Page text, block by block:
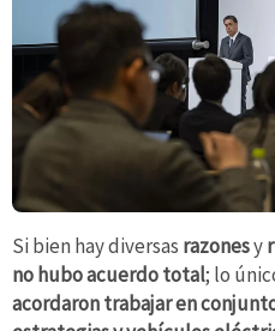
Si bien hay diversas razonesy
no hubo acuerdo total; lo
acordaron trabajar en